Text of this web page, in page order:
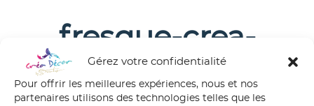
Gérez votre confidentialité
Pour offrir les meilleures expériences, nous et nos
partenaires utilisons des technologies telles que les
fresque-crea-
decor